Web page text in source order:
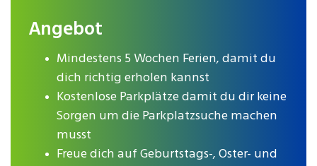
Angebot
Mindestens 5 Wochen Ferien, damit du
dich richtig erholen kannst
Kostenlose Parkplätze damit du dir keine
Sorgen um die Parkplatzsuche machen
musst
Freue dich auf Geburtstags-, Oster- und